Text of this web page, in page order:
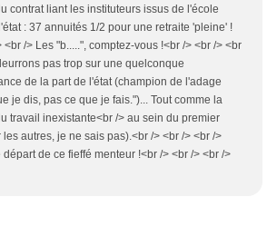
contrat liant les instituteurs issus de l'école
: 37 annuités 1/2 pour une retraite 'pleine' !
<br /> Les "b.....", comptez-vous !<br /> <br /> <br
pas trop sur une quelconque
de la part de l'état (champion de l'adage
je dis, pas ce que je fais.")... Tout comme la
travail inexistante<br /> au sein du premier
autres, je ne sais pas).<br /> <br /> <br />
de ce fieffé menteur !<br /> <br /> <br />